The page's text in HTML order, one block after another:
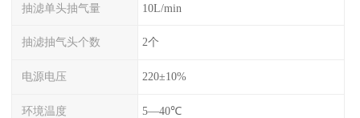
抽滤单头抽气量 10L/min
抽滤抽气头个数 2个
电源电压 220±10%
环境温度 5—40℃